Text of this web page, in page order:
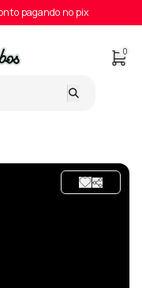
pagando no pix
0